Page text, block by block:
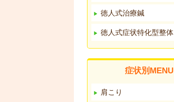
徳人式治療鍼
徳人式症状特化型整体
症状別MENU
肩こり